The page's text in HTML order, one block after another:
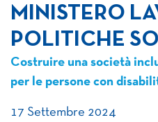
MINISTERO
POLITICHE
Costruire una società
per le persone con
17 Settembre 2024